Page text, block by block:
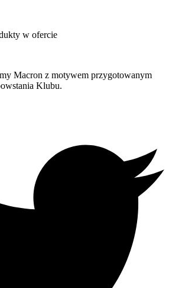
w ofercie
Macron z motywem przygotowanym
Klubu.